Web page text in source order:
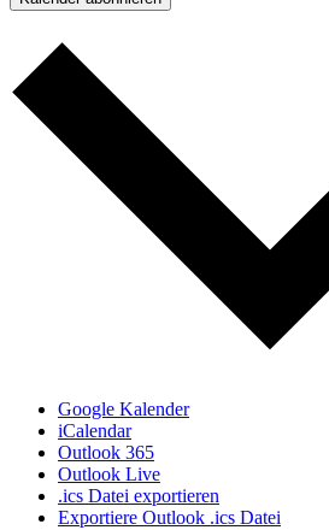
Google Kalender
iCalendar
Outlook 365
Outlook Live
.ics Datei exportieren
Exportiere Outlook .ics Datei